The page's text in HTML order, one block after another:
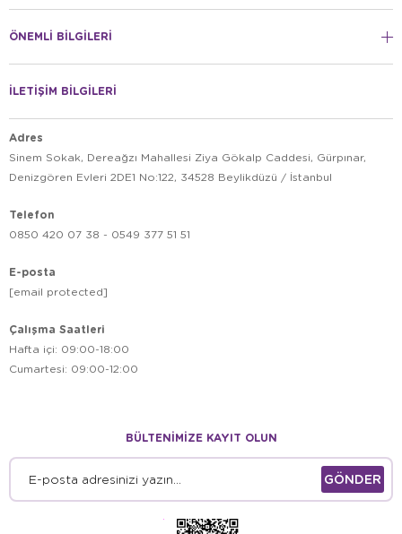
ÖNEMLİ BİLGİLERİ
İLETİŞİM BİLGİLERİ
Adres
Sinem Sokak, Dereağzı Mahallesi Ziya Gökalp Caddesi, Gürpınar,
Denizgören Evleri 2DE1 No:122, 34528 Beylikdüzü / İstanbul
Telefon
0850 420 07 38 - 0549 377 51 51
E-posta
[email protected]
Çalışma Saatleri
Hafta içi: 09:00-18:00
Cumartesi: 09:00-12:00
BÜLTENİMİZE KAYIT OLUN
GÖNDER